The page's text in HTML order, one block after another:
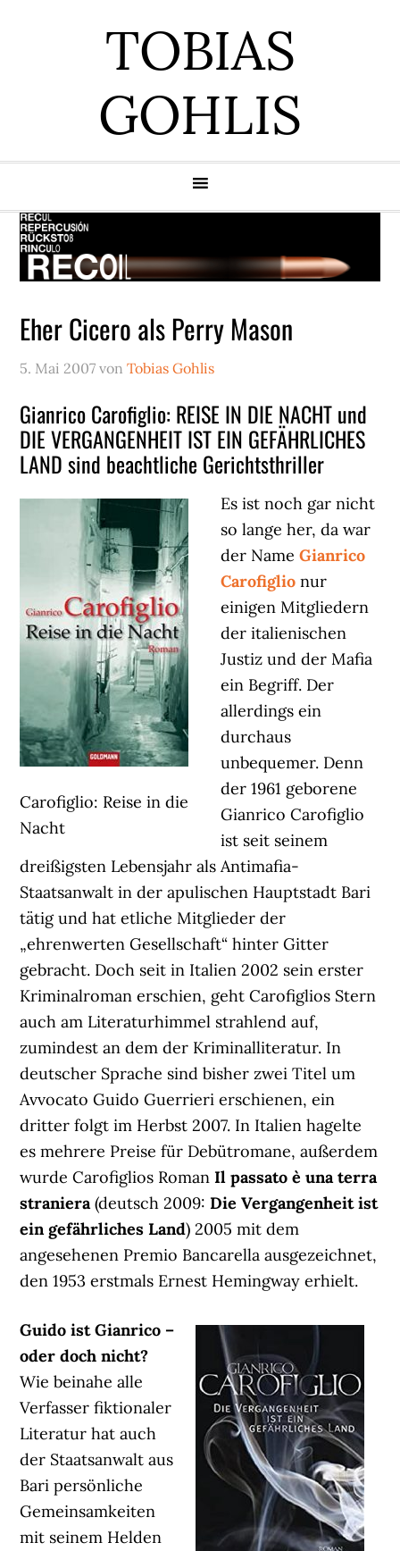
TOBIAS
GOHLIS
Eher Cicero als Perry Mason
5. Mai 2007 vonTobias Gohlis
Gianrico Carofiglio: REISE IN DIE NACHT und
DIE VERGANGENHEIT IST EIN GEFÄHRLICHES
LAND sind beachtliche Gerichtsthriller
Carofiglio: Reise in die
Nacht
Es ist noch gar nicht
so lange her, da war
der NameGianrico
Carofiglio nur
einigen Mitgliedern
der italienischen
Justiz und der Mafia
ein Begriff. Der
allerdings ein
durchaus
unbequemer. Denn
der 1961 geborene
Gianrico Carofiglio
ist seit seinem
dreißigsten Lebensjahr als Antimafia-
Staatsanwalt in der apulischen Hauptstadt Bari
tätig und hat etliche Mitglieder der
„ehrenwerten Gesellschaft“ hinter Gitter
gebracht. Doch seit in Italien 2002 sein erster
Kriminalroman erschien, geht Carofiglios Stern
auch am Literaturhimmel strahlend auf,
zumindest an dem der Kriminalliteratur. In
deutscher Sprache sind bisher zwei Titel um
Avvocato Guido Guerrieri erschienen, ein
dritter folgt im Herbst 2007. In Italien hagelte
es mehrere Preise für Debütromane, außerdem
wurde Carofiglios RomanIl passato è una terra
straniera(deutsch 2009:Die Vergangenheit ist
ein gefährliches Land) 2005 mit dem
angesehenen Premio Bancarella ausgezeichnet,
den 1953 erstmals Ernest Hemingway erhielt.
Guido ist Gianrico –
oder doch nicht?
Wie beinahe alle
Verfasser fiktionaler
Literatur hat auch
der Staatsanwalt aus
Bari persönliche
Gemeinsamkeiten
mit seinem Helden